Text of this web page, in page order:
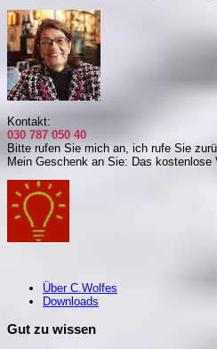
Kontakt:
030 787 050 40
Bitte rufen Sie mich an, ich rufe Sie
Mein Geschenk an Sie: Das
Über C.Wolfes
Downloads
Gut zu wissen